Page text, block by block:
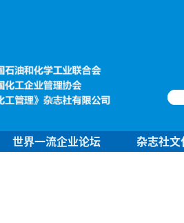
世界一流企业论坛 杂志社文